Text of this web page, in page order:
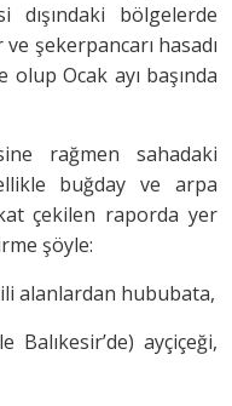
bölgelerde
şekerpancarı hasadı
Ocak ayı başında
rağmen sahadaki
buğday ve arpa
çekilen raporda yer
şöyle:
alanlardan hububata,
ayçiçeği,